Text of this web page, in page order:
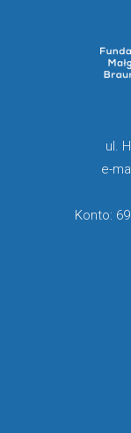
ul.
e-
Konto: